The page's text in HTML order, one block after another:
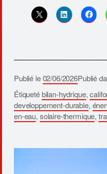
Publié le02/06/2026Publié
Étiquetébilan-hydrique,
developpement-durable,
en-eau, solaire-thermique,